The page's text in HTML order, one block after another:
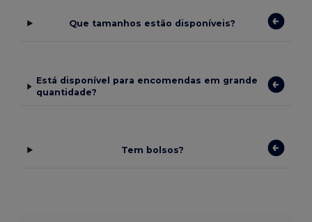
Que tamanhos estão disponíveis?
Está disponível para encomendas em grande
quantidade?
Tem bolsos?